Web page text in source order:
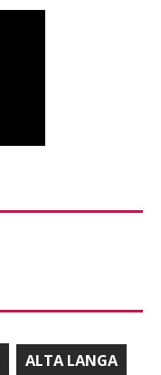
ALTA LANGA